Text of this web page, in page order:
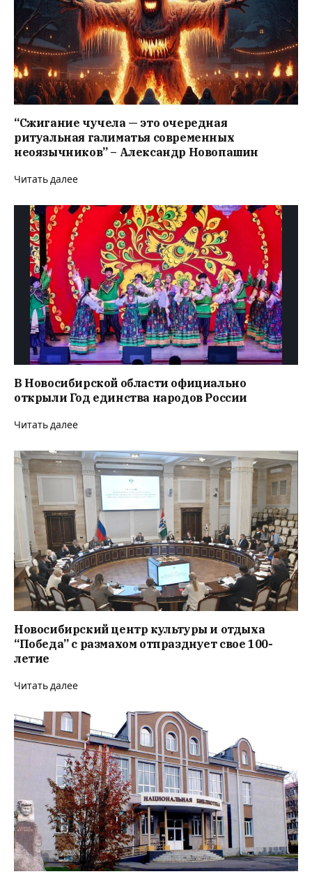
“Сжигание чучела — это очередная
ритуальная галиматья современных
неоязычников” – Александр Новопашин
Читать далее
В Новосибирской области официально
открыли Год единства народов России
Читать далее
Новосибирский центр культуры и отдыха
“Победа” с размахом отпразднует свое 100-
летие
Читать далее